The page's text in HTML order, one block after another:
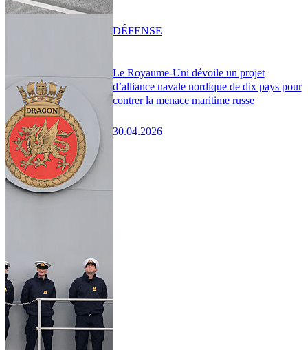
Le Royaume-Uni dévoile un projet
d’alliance navale nordique de dix pays pour
contrer la menace maritime russe
30.04.2026
DÉFENSE